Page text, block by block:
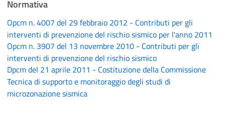
Normativa
Opcm n. 4007 del 29 febbraio 2012 - Contributi per gli
interventi di prevenzione del rischio sismico per l'anno 2011
Opcm n. 3907 del 13 novembre 2010 - Contributi per gli
interventi di prevenzione del rischio sismico
Dpcm del 21 aprile 2011 - Costituzione della Commissione
Tecnica di supporto e monitoraggio degli studi di
microzonazione sismica